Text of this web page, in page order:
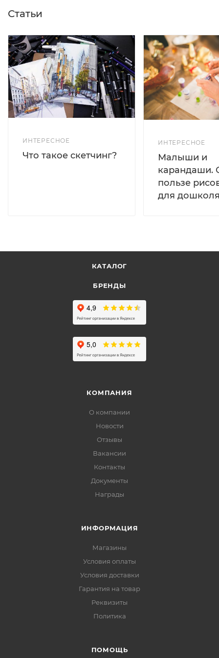
Статьи
ИНТЕРЕСНОЕ
Что такое скетчинг?
ИНТЕРЕСНОЕ
Малыши и
карандаши.
пользе
для
КАТАЛОГ
БРЕНДЫ
КОМПАНИЯ
О компании
Новости
Отзывы
Вакансии
Контакты
Документы
Награды
ИНФОРМАЦИЯ
Магазины
Условия оплаты
Условия доставки
Гарантия на товар
Реквизиты
Политика
ПОМОЩЬ